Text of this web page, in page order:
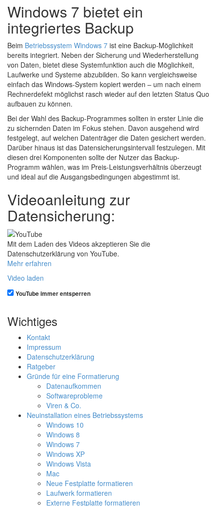
Windows 7 bietet ein
integriertes Backup
Beim Betriebssystem Windows 7 ist eine Backup-Möglichkeit
bereits integriert. Neben der Sicherung und Wiederherstellung
von Daten, bietet diese Systemfunktion auch die Möglichkeit,
Laufwerke und Systeme abzubilden. So kann vergleichsweise
einfach das Windows-System kopiert werden – um nach einem
Rechnerdefekt möglichst rasch wieder auf den letzten Status Quo
aufbauen zu können.
Bei der Wahl des Backup-Programmes sollten in erster Linie die
zu sichernden Daten im Fokus stehen. Davon ausgehend wird
festgelegt, auf welchen Datenträger die Daten gesichert werden.
Darüber hinaus ist das Datensicherungsintervall festzulegen. Mit
diesen drei Komponenten sollte der Nutzer das Backup-
Programm wählen, was im Preis-Leistungsverhältnis überzeugt
und ideal auf die Ausgangsbedingungen abgestimmt ist.
Videoanleitung zur
Datensicherung:
Mit dem Laden des Videos akzeptieren Sie die
Datenschutzerklärung von YouTube.
Mehr erfahren
Video laden
YouTube immer entsperren
Wichtiges
Kontakt
Impressum
Datenschutzerklärung
Ratgeber
Gründe für eine Formatierung
Datenaufkommen
Softwareprobleme
Viren & Co.
Neuinstallation eines Betriebssystems
Windows 10
Windows 8
Windows 7
Windows XP
Windows Vista
Mac
Neue Festplatte formatieren
Laufwerk formatieren
Externe Festplatte formatieren